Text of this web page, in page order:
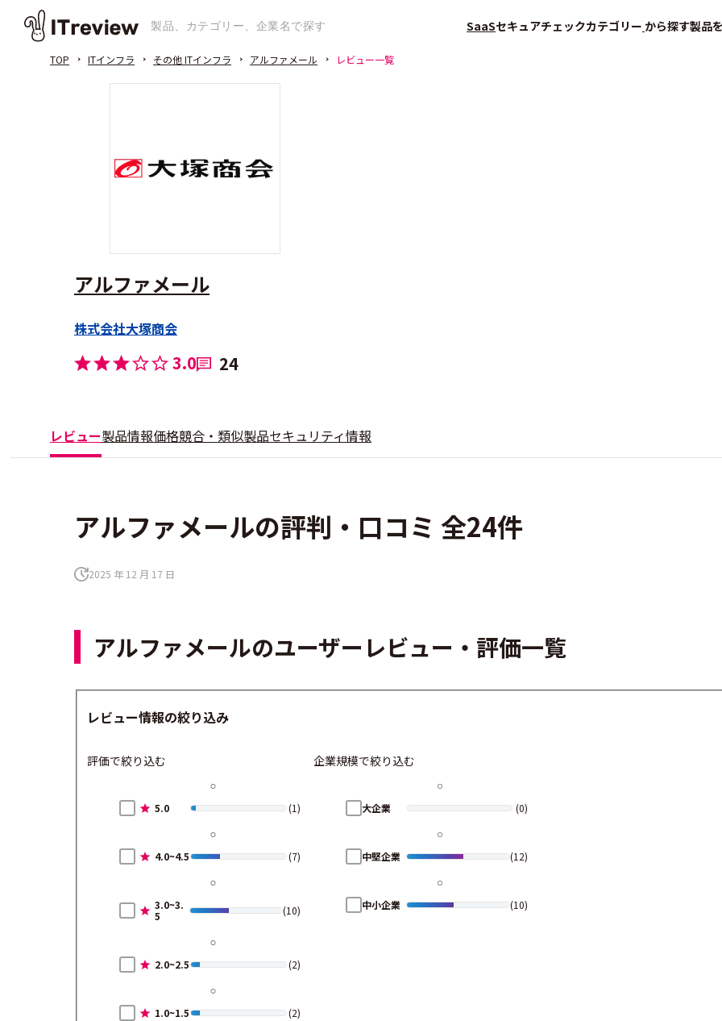
SaaSセキュアチェックカテゴリー から探す製品
TOP ITインフラ その他 ITインフラ アルファメール レビュー一覧
アルファメール
株式会社大塚商会
3.0 24
レビュー製品情報価格競合・類似製品セキュリティ情報
アルファメールの評判・口コミ 全24件
2025 年 12 月 17 日
アルファメールのユーザーレビュー・評価一覧
レビュー情報の絞り込み
評価で絞り込む
5.0 (1)
4.0~4.5 (7)
3.0~3.
5
(10)
2.0~2.5 (2)
1.0~1.5 (2)
企業規模で絞り込む
大企業 (0)
中堅企業 (12)
中小企業 (10)